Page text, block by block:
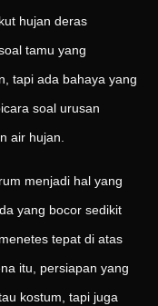
hujan deras
tamu yang
tapi ada bahaya yang
soal urusan
air hujan.
menjadi hal yang
yang bocor sedikit
tepat di atas
itu, persiapan yang
kostum, tapi juga